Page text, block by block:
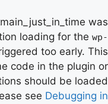
was
loading for the wp-
too early. This
code in the plugin or
should be loaded
see Debugging in